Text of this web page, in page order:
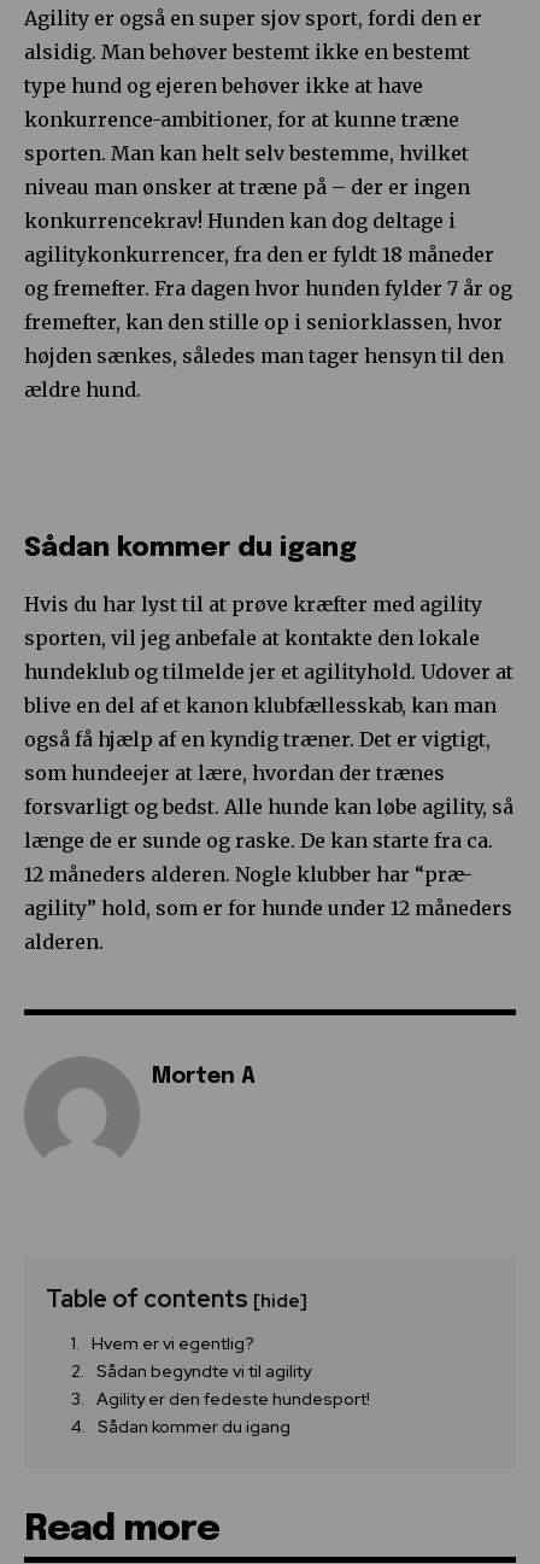
Agility er også en super sjov sport, fordi den er
alsidig. Man behøver bestemt ikke en bestemt
type hund og ejeren behøver ikke at have
konkurrence-ambitioner, for at kunne træne
sporten. Man kan helt selv bestemme, hvilket
niveau man ønsker at træne på – der er ingen
konkurrencekrav! Hunden kan dog deltage i
agilitykonkurrencer, fra den er fyldt 18 måneder
og fremefter. Fra dagen hvor hunden fylder 7 år og
fremefter, kan den stille op i seniorklassen, hvor
højden sænkes, således man tager hensyn til den
ældre hund.
Sådan kommer du igang
Hvis du har lyst til at prøve kræfter med agility
sporten, vil jeg anbefale at kontakte den lokale
hundeklub og tilmelde jer et agilityhold. Udover at
blive en del af et kanon klubfællesskab, kan man
også få hjælp af en kyndig træner. Det er vigtigt,
som hundeejer at lære, hvordan der trænes
forsvarligt og bedst. Alle hunde kan løbe agility, så
længe de er sunde og raske. De kan starte fra ca.
12 måneders alderen. Nogle klubber har “præ-
agility” hold, som er for hunde under 12 måneders
alderen.
Morten A
Table of contents [hide]
Hvem er vi egentlig?
Sådan begyndte vi til agility
Agility er den fedeste hundesport!
Sådan kommer du igang
Read more